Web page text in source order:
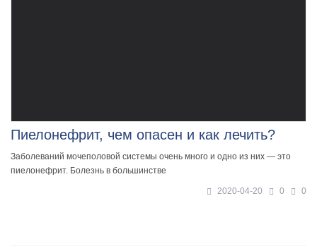
Пиелонефрит, чем опасен и как лечить?
Заболеваний мочеполовой системы очень много и одно из них — это
пиелонефрит. Болезнь в большинстве
2020-04-20 0 0